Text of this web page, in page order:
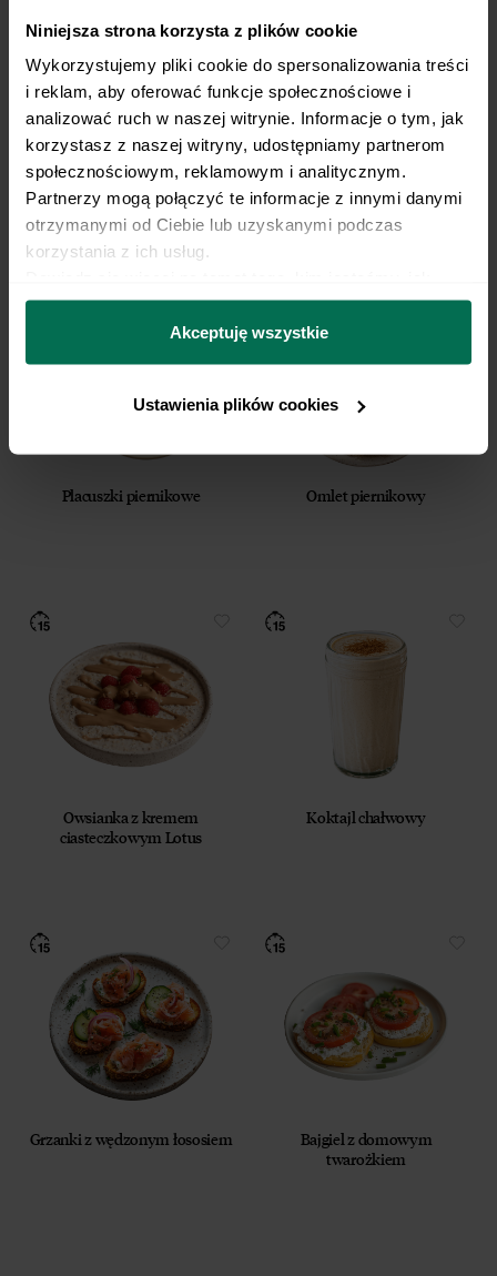
Niniejsza strona korzysta z plików cookie
Wykorzystujemy pliki cookie do spersonalizowania treści
i reklam, aby oferować funkcje społecznościowe i
analizować ruch w naszej witrynie. Informacje o tym, jak
korzystasz z naszej witryny, udostępniamy partnerom
społecznościowym, reklamowym i analitycznym.
Partnerzy mogą połączyć te informacje z innymi danymi
otrzymanymi od Ciebie lub uzyskanymi podczas
korzystania z ich usług.
można się z nami skontaktować i w jaki sposób
przetwarzamy dane osobowe w ramach
prywatności.
Akceptuję wszystkie
Ustawienia plików cookies
Wrap z pastą jajeczną, awokado
i roszponką
Śledzie z curry i musztardą
Placuszki piernikowe Omlet piernikowy
Owsianka z kremem
ciasteczkowym Lotus
Koktajl chałwowy
Grzanki z wędzonym łososiem
Bajgiel z domowym
twarożkiem